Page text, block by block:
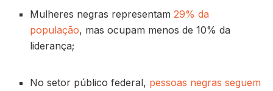
Mulheres negras representam29% da
população, mas ocupam menos de 10% da
liderança;
No setor público federal, pessoas negras seguem